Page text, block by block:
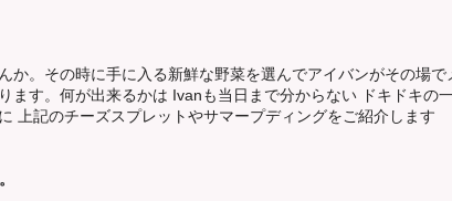
か。その時に手に入る新鮮な野菜を選んでアイバンがその場
ます。何が出来るかは Ivanも当日まで分からない ドキドキの
上記のチーズスプレットやサマープディングをご紹介します